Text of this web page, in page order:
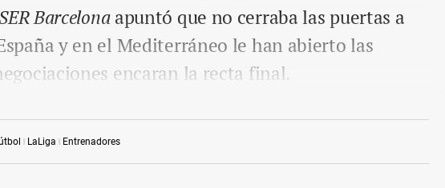
LaLiga Entrenadores
Barcelonaapuntó que no cerraba las puertas a
y en el Mediterráneo le han abierto las
encaran la recta final.